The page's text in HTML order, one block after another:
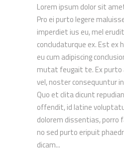
Lorem ipsum dolor sit
Pro ei purto legere
imperdiet ius eu, mel
concludaturque ex. Est ex
eu cum adipiscing
mutat feugait te. Ex purto
vel, noster consequuntur
Quo et clita dicunt
offendit, id latine
dolorem dissentias, porro
no sed purto eripuit
dicam...